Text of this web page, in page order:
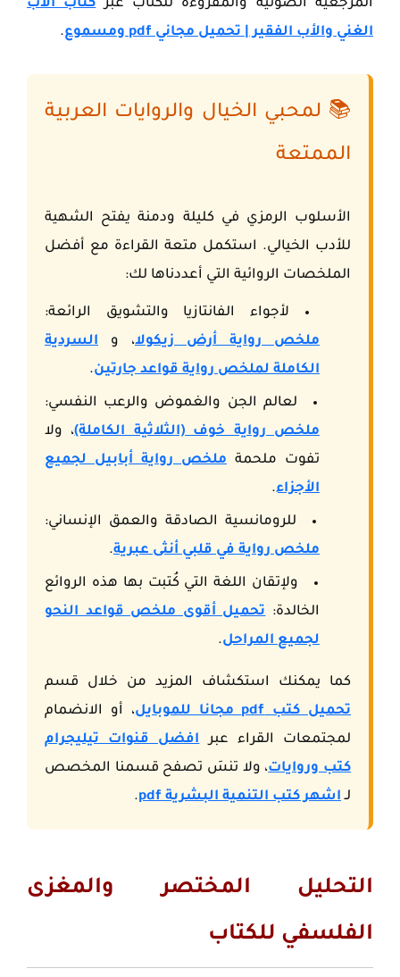
المرجعية الصوتية والمقروءة للكتاب عبركتاب الأب
الغني والأب الفقير | تحميل مجاني pdf ومسموع
.
📚 لمحبي الخيال والروايات العربية
الممتعة
الأسلوب الرمزي في كليلة ودمنة يفتح الشهية
للأدب الخيالي. استكمل متعة القراءة مع أفضل
الملخصات الروائية التي أعددناها لك:
لأجواء الفانتازيا والتشويق الرائعة:
ملخص رواية أرض زيكولا، و السردية
الكاملة لملخص رواية قواعد جارتين.
لعالم الجن والغموض والرعب النفسي:
ملخص رواية خوف (الثلاثية الكاملة)، ولا
تفوت ملحمة ملخص رواية أبابيل لجميع
الأجزاء.
للرومانسية الصادقة والعمق الإنساني:
ملخص رواية في قلبي أنثى عبرية.
ولإتقان اللغة التي كُتبت بها هذه الروائع
الخالدة:تحميل أقوى ملخص قواعد النحو
لجميع المراحل.
كما يمكنك استكشاف المزيد من خلال قسم
تحميل كتب pdf مجانا للموبايل
، أو الانضمام
لمجتمعات القراء عبرافضل قنوات تيليجرام
كتب وروايات، ولا تنسَ تصفح قسمنا المخصص
لـاشهر كتب التنمية البشرية pdf .
التحليل المختصر والمغزى
الفلسفي للكتاب